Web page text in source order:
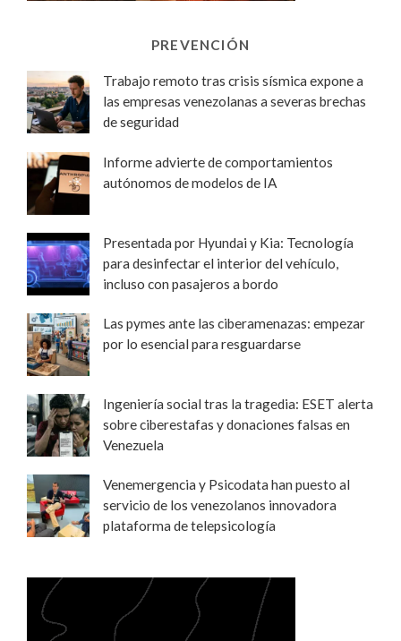
PREVENCIÓN
Trabajo remoto tras crisis sísmica expone a
las empresas venezolanas a severas brechas
de seguridad
Informe advierte de comportamientos
autónomos de modelos de IA
Presentada por Hyundai y Kia: Tecnología
para desinfectar el interior del vehículo,
incluso con pasajeros a bordo
Las pymes ante las ciberamenazas: empezar
por lo esencial para resguardarse
Ingeniería social tras la tragedia: ESET alerta
sobre ciberestafas y donaciones falsas en
Venezuela
Venemergencia y Psicodata han puesto al
servicio de los venezolanos innovadora
plataforma de telepsicología